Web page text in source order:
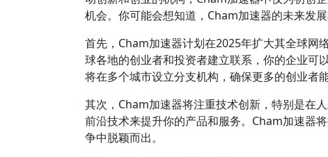
机会。你可能会想知道，Cham加速器的未来发
首先，Cham加速器计划在2025年扩大其全球网
球各地的创业者和投资者建立联系，你的企业可
将在多个城市设立分支机构，确保更多的创业者
其次，Cham加速器将注重技术创新，特别是在
前沿技术来提升你的产品和服务。Cham加速器
争中脱颖而出。